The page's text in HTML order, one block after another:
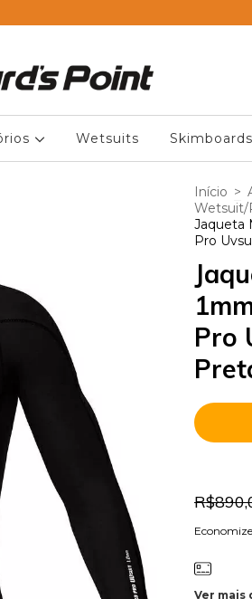
Wetsuits Skimboards
Início >
Wetsuit/
Jaqueta
Pro
Pro
Ver mais